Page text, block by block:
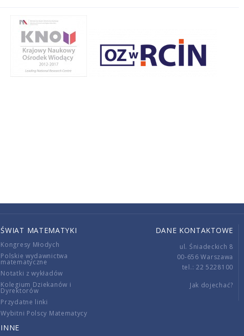
ŚWIAT MATEMATYKI
Kongresy Młodych
Polskie wydawnictwa
matematyczne
Notatki z wykładów
Kolegium Dziekanów i
Dyrektorów
Przydatne linki
Wybitni Polscy Matematycy
INNE
DANE KONTAKTOWE
ul. Śniadeckich 8
00-656 Warszawa
tel.: 22 5228100
Jak dojechać?